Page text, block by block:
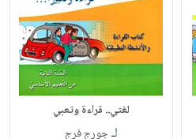
لغتي.. قراءة وتعبي
لـجورج فرج